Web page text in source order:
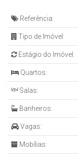
Referência:
Tipo de Imóvel:
Estágio do Imóvel:
Quartos:
Salas:
Banheiros:
Vagas:
Mobílias: